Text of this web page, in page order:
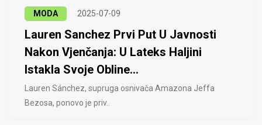
MODA 2025-07-09
Lauren Sanchez Prvi Put U Javnosti
Nakon Vjenčanja: U Lateks Haljini
Istakla Svoje Obline...
Lauren Sánchez, supruga osnivača Amazona Jeffa
Bezosa, ponovo je priv..